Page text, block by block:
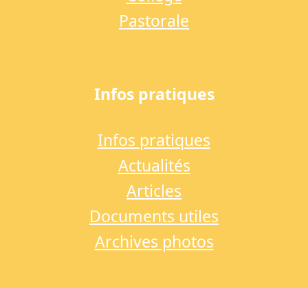
Pastorale
Infos pratiques
Infos pratiques
Actualités
Articles
Documents utiles
Archives photos